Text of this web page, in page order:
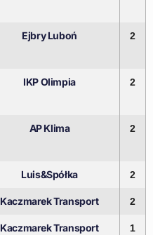
Ejbry Luboń 2
IKP Olimpia 2
AP Klima 2
Luis&Spółka 2
Kaczmarek Transport 2
Kaczmarek Transport 1